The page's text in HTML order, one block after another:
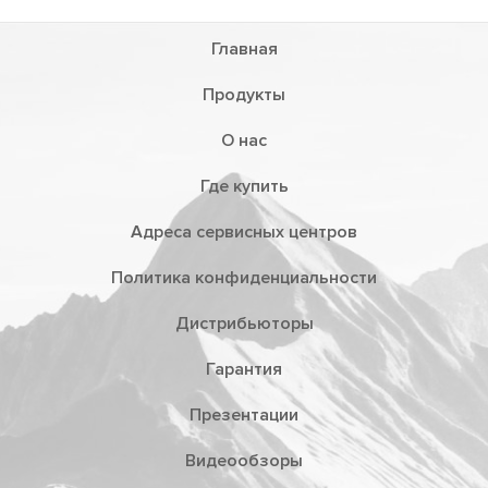
Главная
Продукты
О нас
Где купить
Адреса сервисных центров
Политика конфиденциальности
Дистрибьюторы
Гарантия
Презентации
Видеообзоры